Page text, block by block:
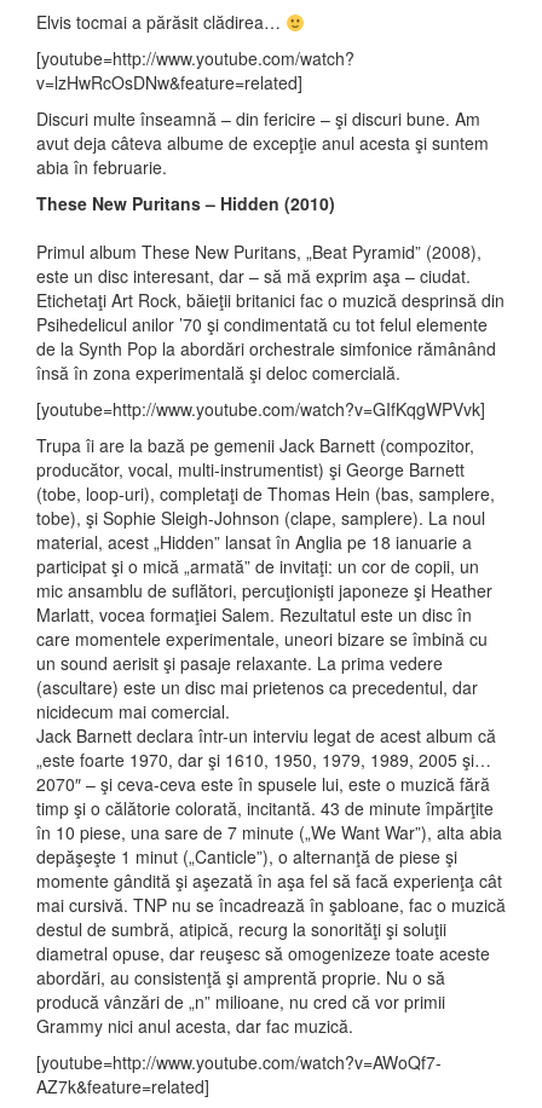
Elvis tocmai a părăsit clădirea…
[youtube=http://www.youtube.com/watch?
v=lzHwRcOsDNw&feature=related]
Discuri multe înseamnă – din fericire – şi discuri bune. Am
avut deja câteva albume de excepţie anul acesta şi suntem
abia în februarie.
These New Puritans – Hidden (2010)
Primul album These New Puritans, „Beat Pyramid” (2008),
este un disc interesant, dar – să mă exprim aşa – ciudat.
Etichetaţi Art Rock, băieţii britanici fac o muzică desprinsă din
Psihedelicul anilor ’70 şi condimentată cu tot felul elemente
de la Synth Pop la abordări orchestrale simfonice rămânând
însă în zona experimentală şi deloc comercială.
[youtube=http://www.youtube.com/watch?v=GIfKqgWPVvk]
Trupa îi are la bază pe gemenii Jack Barnett (compozitor,
producător, vocal, multi-instrumentist) şi George Barnett
(tobe, loop-uri), completaţi de Thomas Hein (bas, samplere,
tobe), şi Sophie Sleigh-Johnson (clape, samplere). La noul
material, acest „Hidden” lansat în Anglia pe 18 ianuarie a
participat şi o mică „armată” de invitaţi: un cor de copii, un
mic ansamblu de suflători, percuţionişti japoneze şi Heather
Marlatt, vocea formaţiei Salem. Rezultatul este un disc în
care momentele experimentale, uneori bizare se îmbină cu
un sound aerisit şi pasaje relaxante. La prima vedere
(ascultare) este un disc mai prietenos ca precedentul, dar
nicidecum mai comercial.
Jack Barnett declara într-un interviu legat de acest album că
„este foarte 1970, dar şi 1610, 1950, 1979, 1989, 2005 şi…
2070″ – şi ceva-ceva este în spusele lui, este o muzică fără
timp şi o călătorie colorată, incitantă. 43 de minute împărţite
în 10 piese, una sare de 7 minute („We Want War”), alta abia
depăşeşte 1 minut („Canticle”), o alternanţă de piese şi
momente gândită şi aşezată în aşa fel să facă experienţa cât
mai cursivă. TNP nu se încadrează în şabloane, fac o muzică
destul de sumbră, atipică, recurg la sonorităţi şi soluţii
diametral opuse, dar reuşesc să omogenizeze toate aceste
abordări, au consistenţă şi amprentă proprie. Nu o să
producă vânzări de „n” milioane, nu cred că vor primii
Grammy nici anul acesta, dar fac muzică.
[youtube=http://www.youtube.com/watch?v=AWoQf7-
AZ7k&feature=related]